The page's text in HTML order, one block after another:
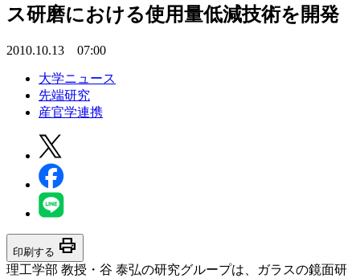
ス研磨における使用量低減技術を開発
2010.10.13 07:00
大学ニュース
先端研究
産官学連携
印刷する print
理工学部 教授・谷 泰弘の研究グループは、ガラスの鏡面研